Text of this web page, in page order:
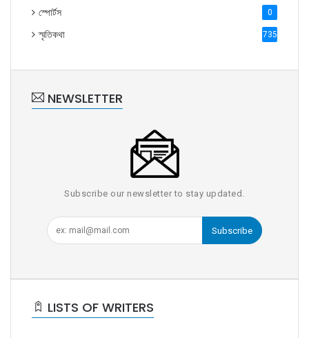
স্পোর্টস 0
স্মৃতিকথা 735
NEWSLETTER
Subscribe our newsletter to stay updated.
Subscribe
LISTS OF WRITERS